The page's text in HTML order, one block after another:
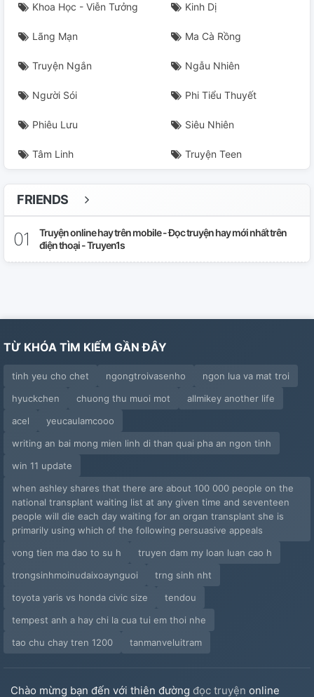
Khoa Học - Viễn Tưởng Kinh Dị
Lãng Mạn Ma Cà Rồng
Truyện Ngắn Ngẫu Nhiên
Người Sói Phi Tiểu Thuyết
Phiêu Lưu Siêu Nhiên
Tâm Linh Truyện Teen
FRIENDS
Truyện online hay trên mobile - Đọc truyện hay mới nhất trên
điện thoại - Truyen1s
TỪ KHÓA TÌM KIẾM GẦN ĐÂY
tinh yeu cho chet ngongtroivasenho
ngon lua va mat troi
hyuckchen
chuong thu muoi mot
allmikey another life
acel
yeucaulamcooo
writing an bai mong mien linh di than quai pha an ngon tinh
win 11 update
when ashley shares that there are about 100 000 people on the
national transplant waiting list at any given time and seventeen
people will die each day waiting for an organ transplant she is
primarily using which of the following persuasive appeals
vong tien ma dao to su h
truyen dam my loan luan cao h
trongsinhmoinudaixoaynguoi
trng sinh nht
toyota yaris vs honda civic size
tendou
tempest anh a hay chi la cua tui em thoi nhe
tao chu chay tren 1200
tanmanveluitram
Chào mừng bạn đến với thiên đường đọc truyện online